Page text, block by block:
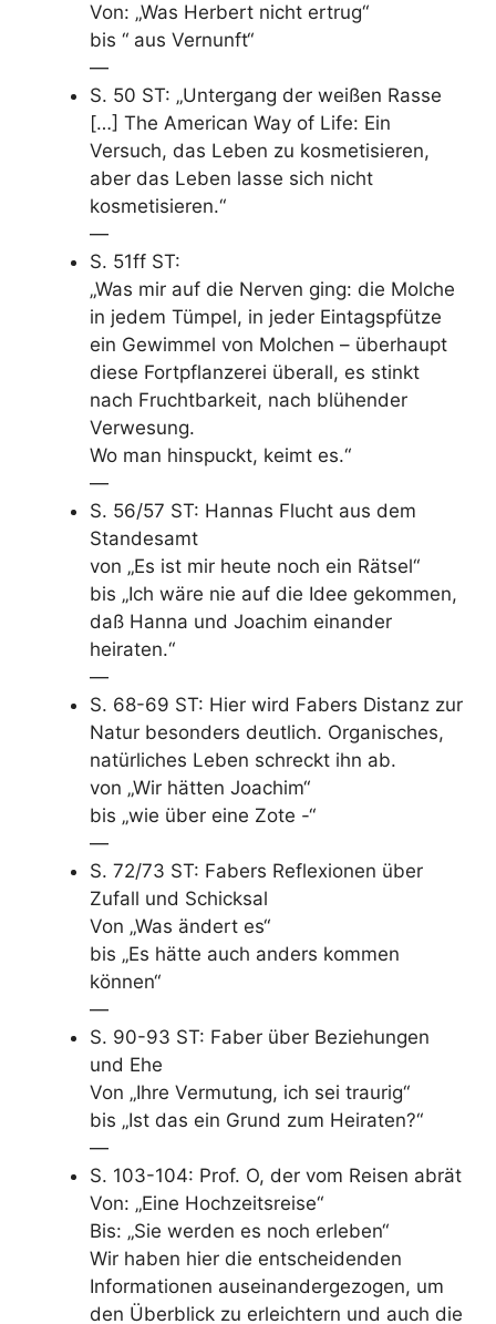
Von: „Was Herbert nicht ertrug“
bis “ aus Vernunft“
—
S. 50 ST: „Untergang der weißen Rasse
[…] The American Way of Life: Ein
Versuch, das Leben zu kosmetisieren,
aber das Leben lasse sich nicht
kosmetisieren.“
—
S. 51ff ST:
„Was mir auf die Nerven ging: die Molche
in jedem Tümpel, in jeder Eintagspfütze
ein Gewimmel von Molchen – überhaupt
diese Fortpflanzerei überall, es stinkt
nach Fruchtbarkeit, nach blühender
Verwesung.
Wo man hinspuckt, keimt es.“
—
S. 56/57 ST: Hannas Flucht aus dem
Standesamt
von „Es ist mir heute noch ein Rätsel“
bis „Ich wäre nie auf die Idee gekommen,
daß Hanna und Joachim einander
heiraten.“
—
S. 68-69 ST: Hier wird Fabers Distanz zur
Natur besonders deutlich. Organisches,
natürliches Leben schreckt ihn ab.
von „Wir hätten Joachim“
bis „wie über eine Zote -“
—
S. 72/73 ST: Fabers Reflexionen über
Zufall und Schicksal
Von „Was ändert es“
bis „Es hätte auch anders kommen
können“
—
S. 90-93 ST: Faber über Beziehungen
und Ehe
Von „Ihre Vermutung, ich sei traurig“
bis „Ist das ein Grund zum Heiraten?“
—
S. 103-104: Prof. O, der vom Reisen abrät
Von: „Eine Hochzeitsreise“
Bis: „Sie werden es noch erleben“
Wir haben hier die entscheidenden
Informationen auseinandergezogen, um
den Überblick zu erleichtern und auch die